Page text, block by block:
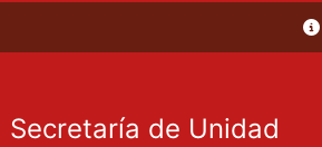
Secretaría de Unidad